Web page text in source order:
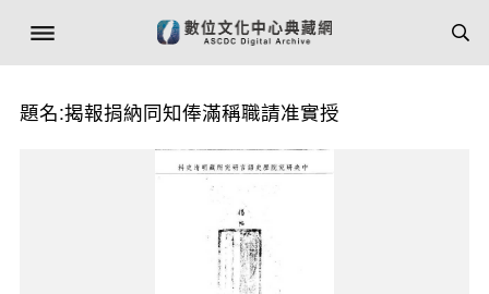
題名:揭報捐納同知俸滿稱職請准實授